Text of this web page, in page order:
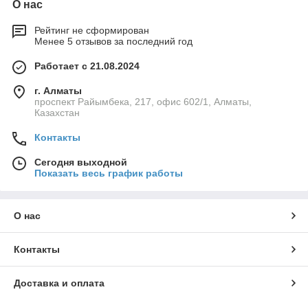
О нас
Рейтинг не сформирован
Менее 5 отзывов за последний год
Работает с 21.08.2024
г. Алматы
проспект Райымбека, 217, офис 602/1, Алматы,
Казахстан
Контакты
Сегодня выходной
Показать весь график работы
О нас
Контакты
Доставка и оплата